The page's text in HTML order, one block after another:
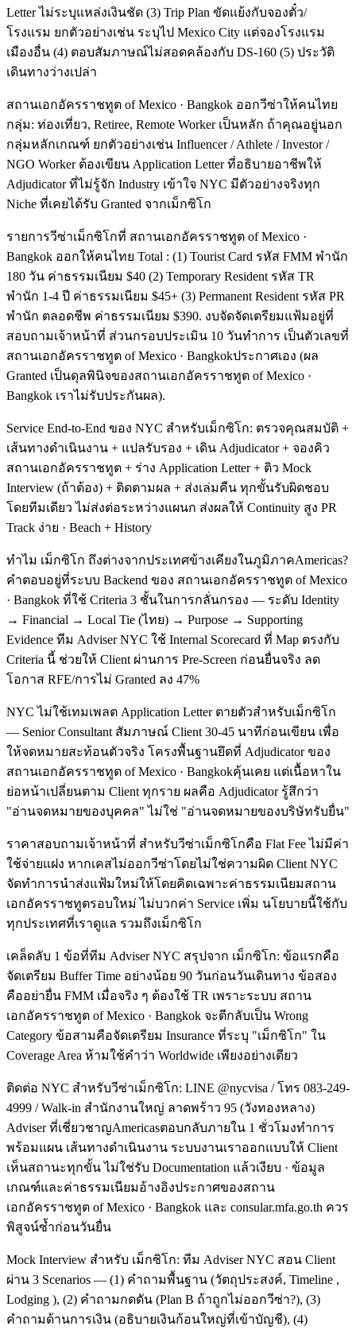
Letter ไม่ระบุแหล่งเงินชัด (3) Trip Plan ขัดแย้งกับจองตั๋ว/
โรงแรม ยกตัวอย่างเช่น ระบุไป Mexico City แต่จองโรงแรม
เมืองอื่น (4) ตอบสัมภาษณ์ไม่สอดคล้องกับ DS-160 (5) ประวัติ
เดินทางว่างเปล่า
สถานเอกอัครราชทูต of Mexico · Bangkok ออกวีซ่าให้คนไทย
กลุ่ม: ท่องเที่ยว, Retiree, Remote Worker เป็นหลัก ถ้าคุณอยู่นอก
กลุ่มหลักเกณฑ์ ยกตัวอย่างเช่น Influencer / Athlete / Investor /
NGO Worker ต้องเขียน Application Letter ที่อธิบายอาชีพให้
Adjudicator ที่ไม่รู้จัก Industry เข้าใจ NYC มีตัวอย่างจริงทุก
Niche ที่เคยได้รับ Granted จากเม็กซิโก
รายการวีซ่าเม็กซิโกที่ สถานเอกอัครราชทูต of Mexico ·
Bangkok ออกให้คนไทย Total : (1) Tourist Card รหัส FMM พำนัก
180 วัน ค่าธรรมเนียม $40 (2) Temporary Resident รหัส TR
พำนัก 1-4 ปี ค่าธรรมเนียม $45+ (3) Permanent Resident รหัส PR
พำนัก ตลอดชีพ ค่าธรรมเนียม $390. งบจัดจัดเตรียมแฟ้มอยู่ที่
สอบถามเจ้าหน้าที่ ส่วนกรอบประเมิน 10 วันทำการ เป็นตัวเลขที่
สถานเอกอัครราชทูต of Mexico · Bangkokประกาศเอง (ผล
Granted เป็นดุลพินิจของสถานเอกอัครราชทูต of Mexico ·
Bangkok เราไม่รับประกันผล).
Service End-to-End ของ NYC สำหรับเม็กซิโก: ตรวจคุณสมบัติ +
เส้นทางดำเนินงาน + แปลรับรอง + เดิน Adjudicator + จองคิว
สถานเอกอัครราชทูต + ร่าง Application Letter + ติว Mock
Interview (ถ้าต้อง) + ติดตามผล + ส่งเล่มคืน ทุกขั้นรับผิดชอบ
โดยทีมเดียว ไม่ส่งต่อระหว่างแผนก ส่งผลให้ Continuity สูง PR
Track ง่าย · Beach + History
ทำไม เม็กซิโก ถึงต่างจากประเทศข้างเคียงในภูมิภาคAmericas?
คำตอบอยู่ที่ระบบ Backend ของ สถานเอกอัครราชทูต of Mexico
· Bangkok ที่ใช้ Criteria 3 ชั้นในการกลั่นกรอง — ระดับ Identity
→ Financial → Local Tie (ไทย) → Purpose → Supporting
Evidence ทีม Adviser NYC ใช้ Internal Scorecard ที่ Map ตรงกับ
Criteria นี้ ช่วยให้ Client ผ่านการ Pre-Screen ก่อนยื่นจริง ลด
โอกาส RFE/การไม่ Granted ลง 47%
NYC ไม่ใช้เทมเพลต Application Letter ตายตัวสำหรับเม็กซิโก
— Senior Consultant สัมภาษณ์ Client 30-45 นาทีก่อนเขียน เพื่อ
ให้จดหมายสะท้อนตัวจริง โครงพื้นฐานยึดที่ Adjudicator ของ
สถานเอกอัครราชทูต of Mexico · Bangkokคุ้นเคย แต่เนื้อหาใน
ย่อหน้าเปลี่ยนตาม Client ทุกราย ผลคือ Adjudicator รู้สึกว่า
"อ่านจดหมายของบุคคล" ไม่ใช่ "อ่านจดหมายของบริษัทรับยื่น"
ราคาสอบถามเจ้าหน้าที่ สำหรับวีซ่าเม็กซิโกคือ Flat Fee ไม่มีค่า
ใช้จ่ายแฝง หากเคสไม่ออกวีซ่าโดยไม่ใช่ความผิด Client NYC
จัดทำการนำส่งแฟ้มใหม่ให้โดยคิดเฉพาะค่าธรรมเนียมสถาน
เอกอัครราชทูตรอบใหม่ ไม่บวกค่า Service เพิ่ม นโยบายนี้ใช้กับ
ทุกประเทศที่เราดูแล รวมถึงเม็กซิโก
เคล็ดลับ 1 ข้อที่ทีม Adviser NYC สรุปจาก เม็กซิโก: ข้อแรกคือ
จัดเตรียม Buffer Time อย่างน้อย 90 วันก่อนวันเดินทาง ข้อสอง
คืออย่ายื่น FMM เมื่อจริง ๆ ต้องใช้ TR เพราะระบบ สถาน
เอกอัครราชทูต of Mexico · Bangkok จะตีกลับเป็น Wrong
Category ข้อสามคือจัดเตรียม Insurance ที่ระบุ "เม็กซิโก" ใน
Coverage Area ห้ามใช้คำว่า Worldwide เพียงอย่างเดียว
ติดต่อ NYC สำหรับวีซ่าเม็กซิโก: LINE @nycvisa / โทร 083-249-
4999 / Walk-in สำนักงานใหญ่ ลาดพร้าว 95 (วังทองหลาง)
Adviser ที่เชี่ยวชาญAmericasตอบกลับภายใน 1 ชั่วโมงทำการ
พร้อมแผน เส้นทางดำเนินงาน ระบบงานเราออกแบบให้ Client
เห็นสถานะทุกขั้น ไม่ใช่รับ Documentation แล้วเงียบ · ข้อมูล
เกณฑ์และค่าธรรมเนียมอ้างอิงประกาศของสถาน
เอกอัครราชทูต of Mexico · Bangkok และ consular.mfa.go.th ควร
พิสูจน์ซ้ำก่อนวันยื่น
Mock Interview สำหรับ เม็กซิโก: ทีม Adviser NYC สอน Client
ผ่าน 3 Scenarios — (1) คำถามพื้นฐาน (วัตถุประสงค์, Timeline ,
Lodging ), (2) คำถามกดดัน (Plan B ถ้าถูกไม่ออกวีซ่า?), (3)
คำถามด้านการเงิน (อธิบายเงินก้อนใหญ่ที่เข้าบัญชี), (4)